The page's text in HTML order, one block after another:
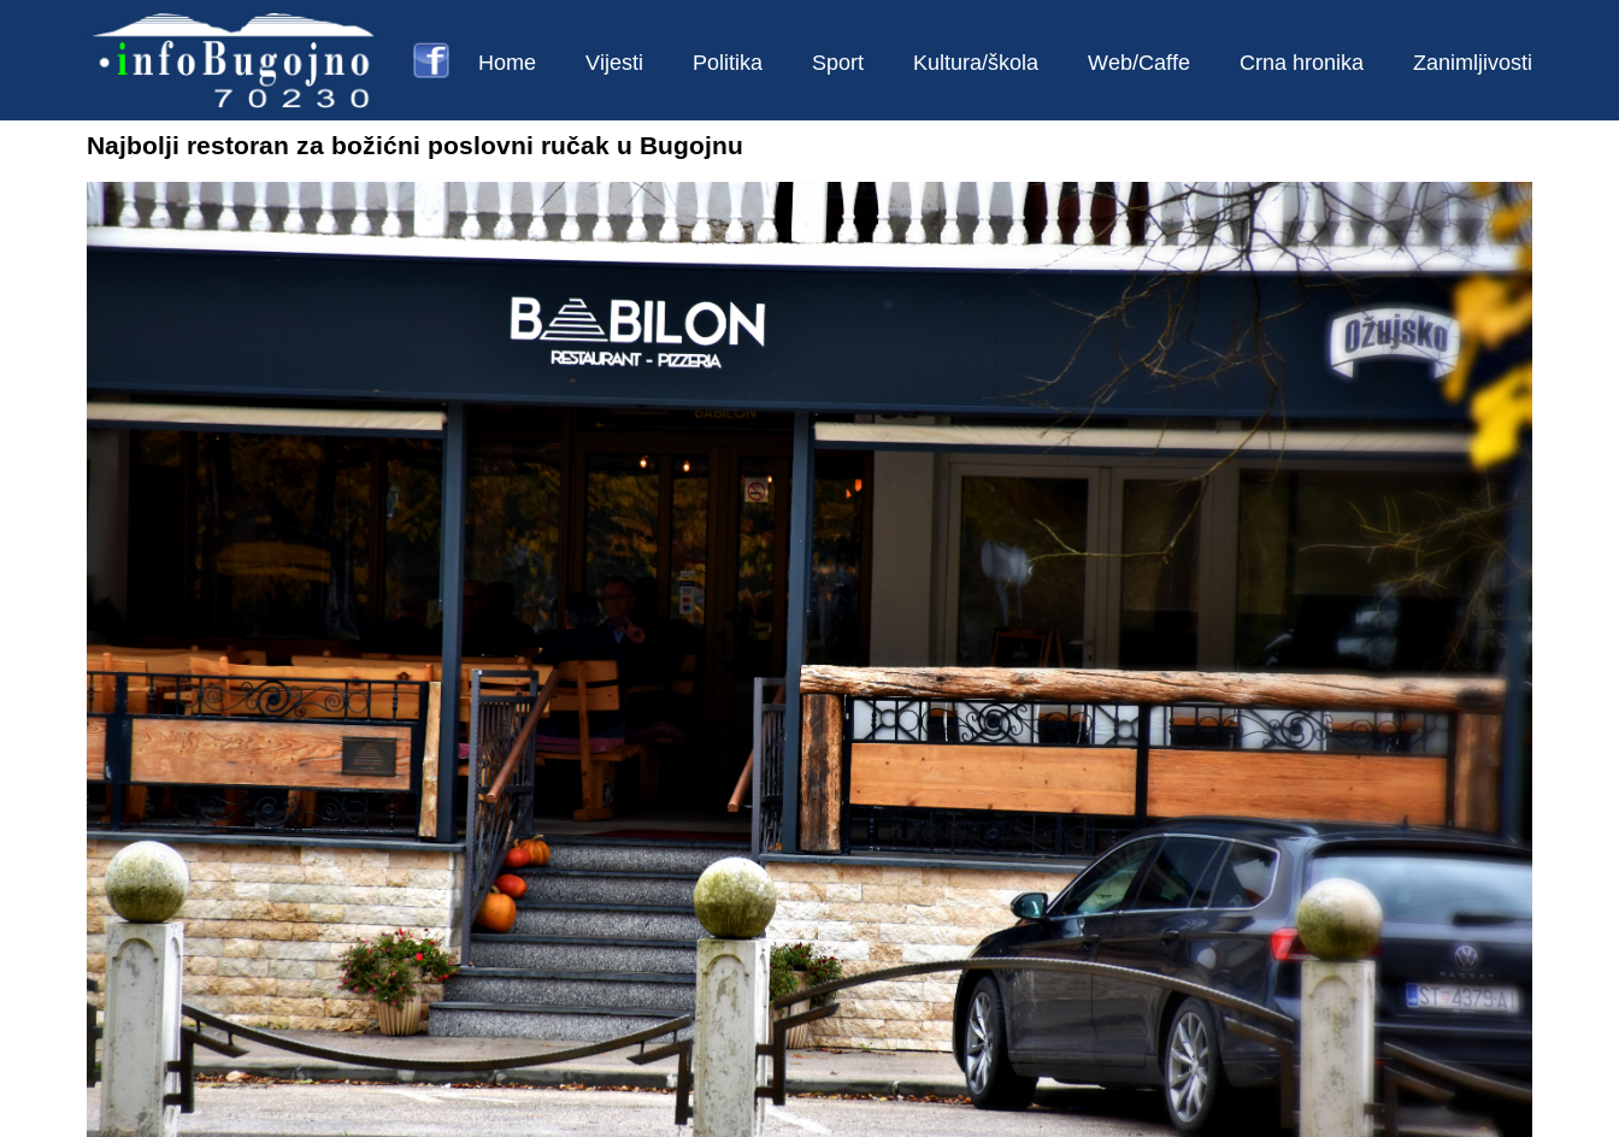
Home Vijesti Politika Sport Kultura/škola Web/Caffe Crna hronika Zanimljivosti
Najbolji restoran za božićni poslovni ručak u Bugojnu